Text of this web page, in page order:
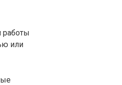
работы
или